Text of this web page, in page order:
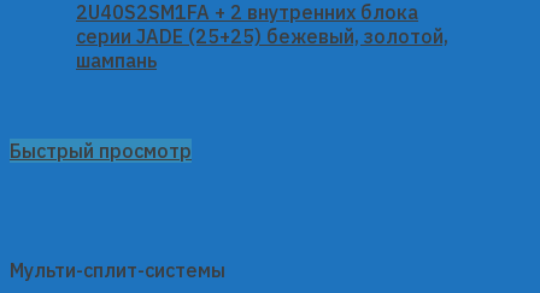
Быстрый просмотр
Мульти-сплит-системы